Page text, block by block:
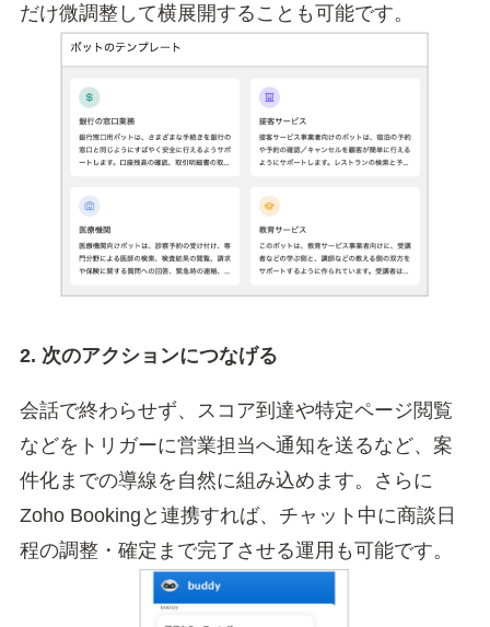
だけ微調整して横展開することも可能です。
2. 次のアクションにつなげる
会話で終わらせず、スコア到達や特定ページ閲覧
などをトリガーに営業担当へ通知を送るなど、案
件化までの導線を自然に組み込めます。さらに
Zoho Bookingと連携すれば、チャット中に商談日
程の調整・確定まで完了させる運用も可能です。